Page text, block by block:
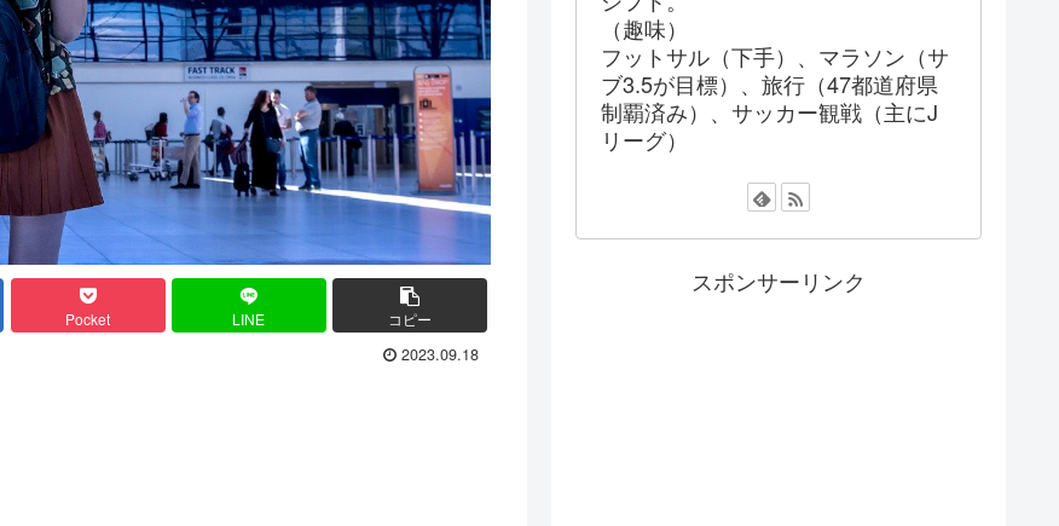
Pocket LINE コピー
2023.09.18
（趣味）
フットサル（下手）、マラソン（サ
ブ3.5が目標）、旅行（47都道府県
制覇済み）、サッカー観戦（主にJ
リーグ）
スポンサーリンク